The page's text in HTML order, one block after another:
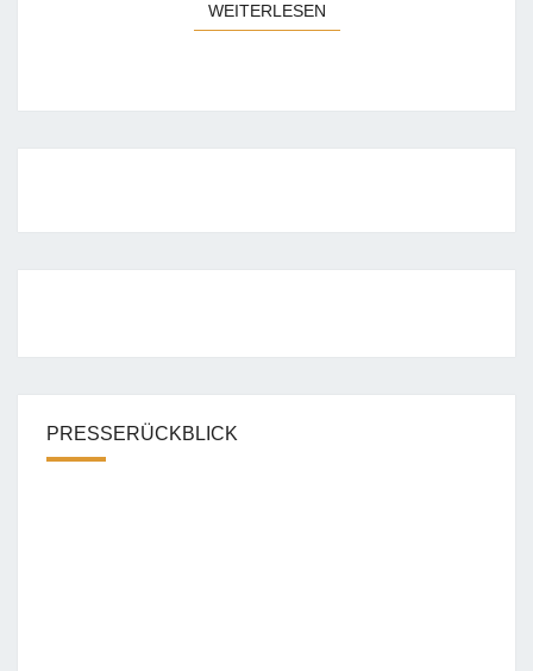
WEITERLESENWEITERLESEN
PRESSERÜCKBLICK